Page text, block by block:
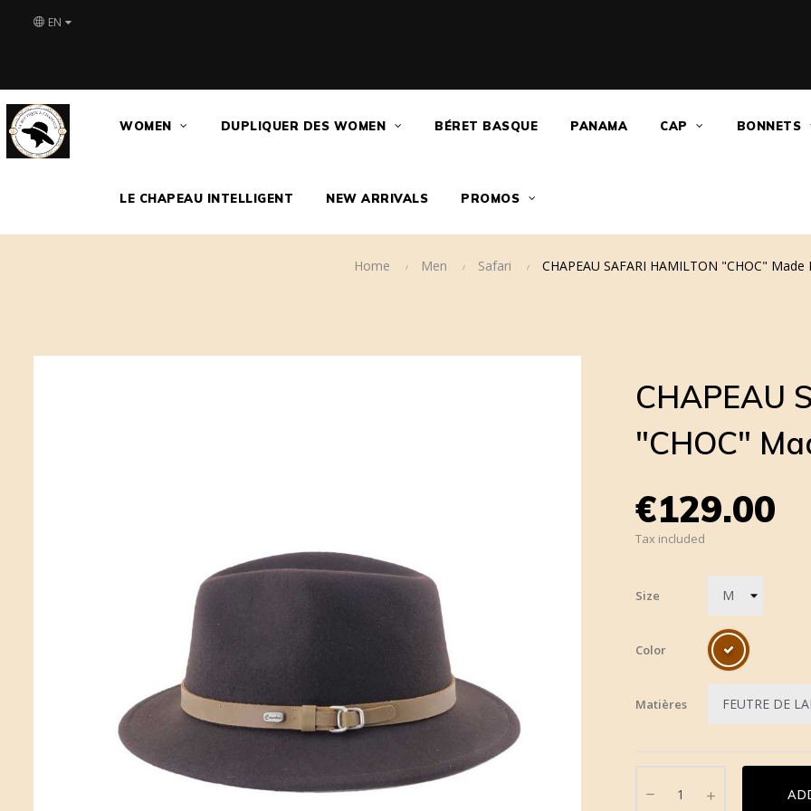
EN
WOMEN DUPLIQUER DES WOMEN BÉRET BASQUE PANAMA CAP BONNETS
LE CHAPEAU INTELLIGENT NEW ARRIVALS PROMOS
Home Men Safari CHAPEAU SAFARI HAMILTON "CHOC" Made
CHAPEAU
"CHOC"
€129.00
Tax included
Size
Color
Matières